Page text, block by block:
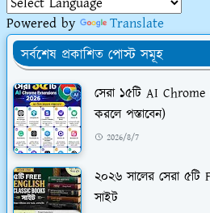
Powered by
Translate
সর্বশেষ প্রকাশিত পোস্ট সমূহ
সেরা ১৫টি AI
করলে পস্তাবেন)
2026/8/7
২০২৬ সালের সেরা
সাইট